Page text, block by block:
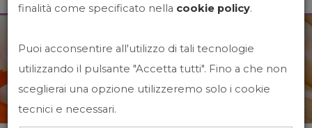
News&Events
finalità come specificato nella cookie policy.
Puoi acconsentire all'utilizzo di tali tecnologie
utilizzando il pulsante "Accetta tutti". Fino a che non
sceglierai una opzione utilizzeremo solo i cookie
tecnici e necessari.